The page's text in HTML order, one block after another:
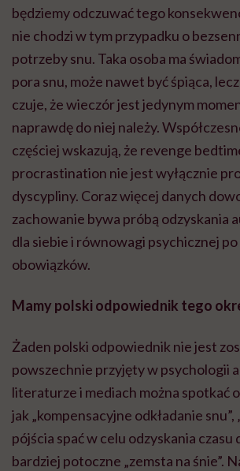
będziemy odczuwać tego
nie chodzi w tym przypadku o
potrzeby snu. Taka osoba ma
pora snu, może nawet być śpiąca,
czuje, że wieczór jest jedynym
naprawdę do niej należy.
częściej wskazują, że revenge
procrastination nie jest wyłącznie
dyscypliny. Coraz więcej danych
zachowanie bywa próbą odzyskania
dla siebie i równowagi psychicznej po
obowiązków.
Mamy polski odpowiednik tego
Żaden polski odpowiednik nie jest
powszechnie przyjęty w psychologii
literaturze i mediach można spotkać
jak „kompensacyjne odkładanie snu”,
pójścia spać w celu odzyskania czasu
bardziej potoczne „zemsta na śnie”.